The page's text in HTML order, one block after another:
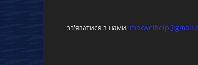
зв'язатися з нами: